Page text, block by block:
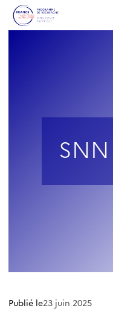
Publié le23 juin 2025